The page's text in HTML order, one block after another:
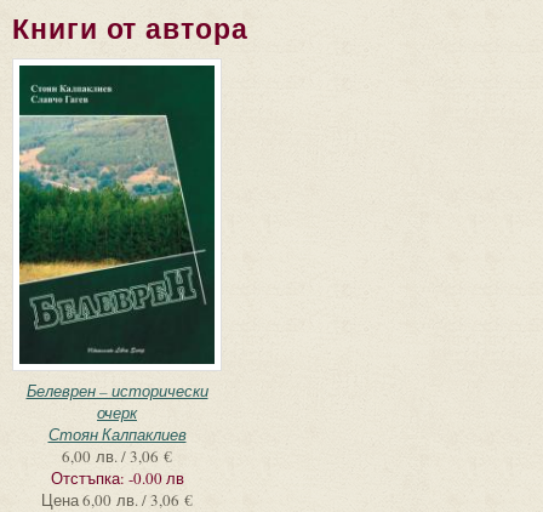
Книги от автора
Белеврен – исторически
очерк
Стоян Калпаклиев
6,00 лв. / 3,06 €
Отстъпка: -0.00 лв
Цена6,00 лв. / 3,06 €